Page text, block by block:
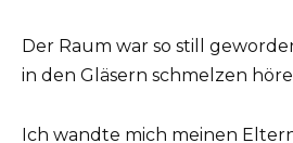
Der Raum war so still
in den Gläsern schmelzen
Ich wandte mich meinen